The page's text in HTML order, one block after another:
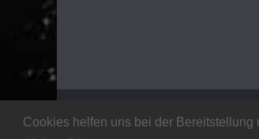
Cookies helfen uns bei der
Copyright © 2026 Stalker Magazine